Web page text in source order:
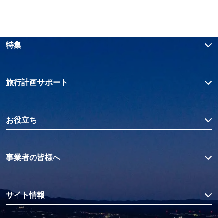
特集
旅行計画サポート
お役立ち
事業者の皆様へ
サイト情報